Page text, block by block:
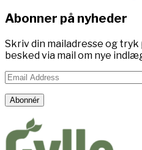
Abonner på nyheder
Skriv din mailadresse og tryk
besked via mail om nye
Email
Abonnér